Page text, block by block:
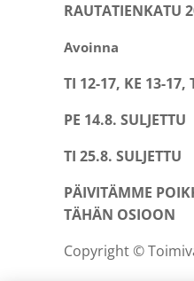
RAUTATIENKATU
Avoinna
TI 12-17, KE 13-17,
PE 14.8. SULJETTU
TI 25.8. SULJETTU
PÄIVITÄMME
TÄHÄN OSIOON
Copyright ©